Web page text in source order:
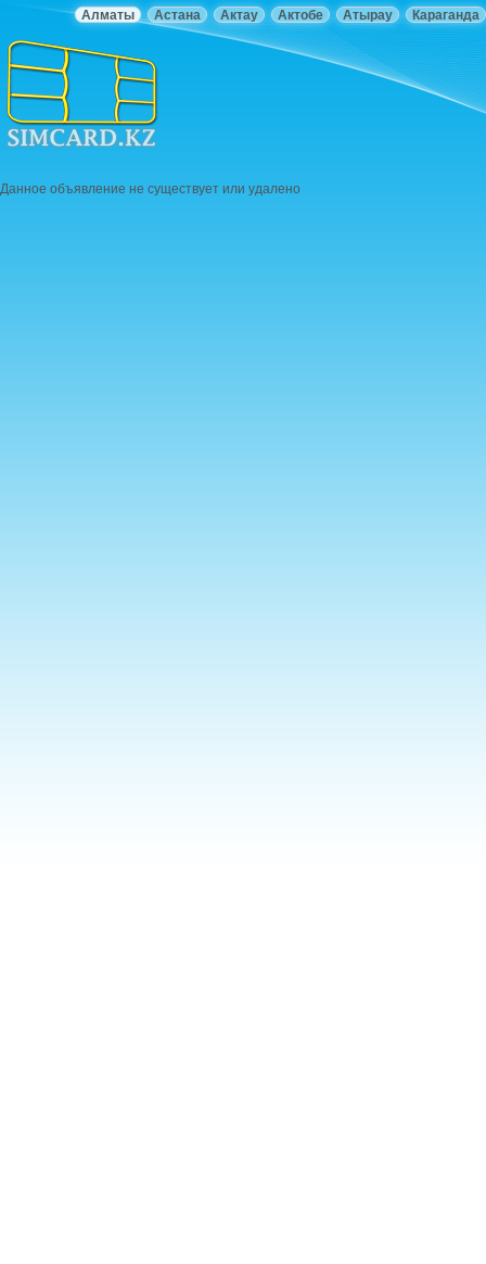
Караганда
Атырау
Актобе
Актау
Астана
Алматы
Данное объявление не существует или удалено